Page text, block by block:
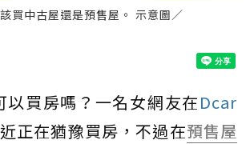
買中古屋還是預售屋。 示意圖／
以買房嗎？一名女網友在Dcar
正在猶豫買房，不過在預售屋